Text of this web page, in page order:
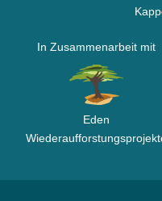
In Zusammenarbeit mit
Eden